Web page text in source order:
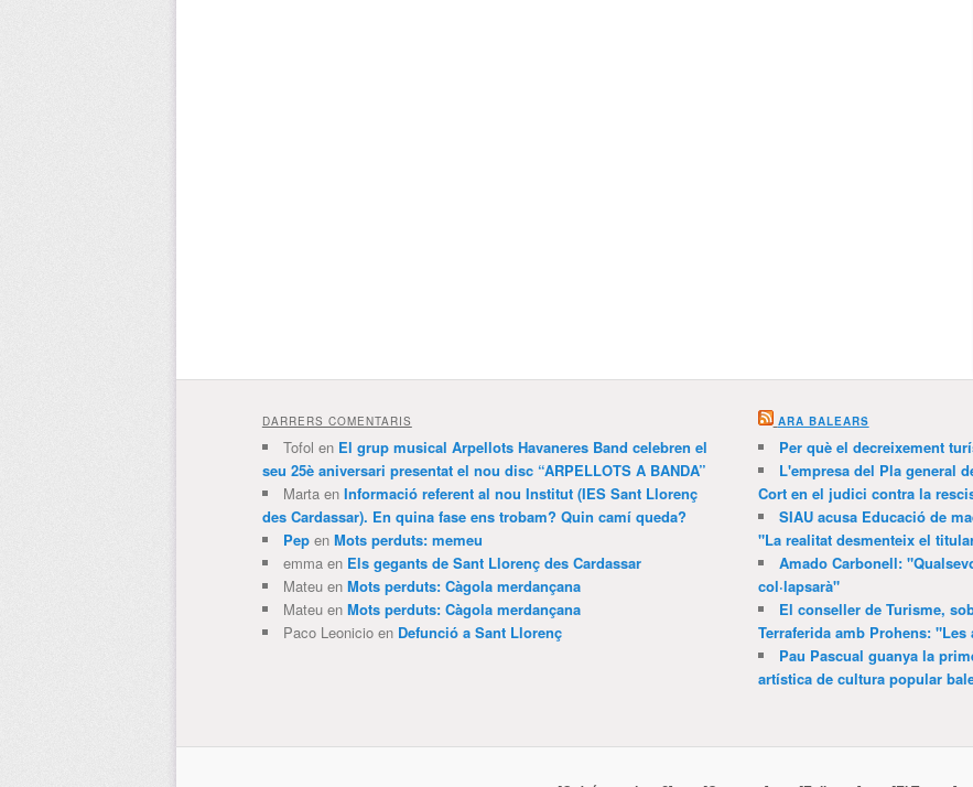
DARRERS COMENTARIS
Tofol en El grup musical Arpellots Havaneres Band celebren el
seu 25è aniversari presentat el nou disc “ARPELLOTS A BANDA”
Martaen Informació referent al nou Institut (IES Sant Llorenç
des Cardassar). En quina fase ens trobam? Quin camí queda?
Pepen Mots perduts: memeu
emmaen Els gegants de Sant Llorenç des Cardassar
Mateuen Mots perduts: Càgola merdançana
Mateuen Mots perduts: Càgola merdançana
Paco Leonicioen Defunció a Sant Llorenç
ARA BALEARS
Per què el decreixement
L'empresa del Pla general
Cort en el judici contra la
SIAU acusa Educació de
"La realitat desmenteix el
Amado Carbonell:
col·lapsarà"
El conseller de Turisme,
Terraferida amb Prohens:
Pau Pascual guanya la
artística de cultura popular